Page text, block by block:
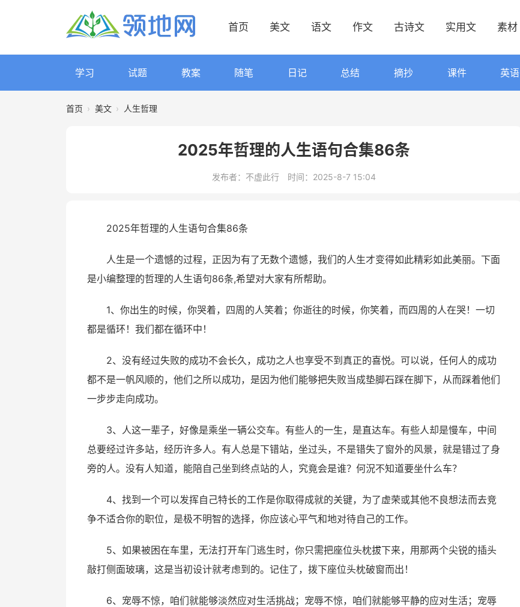
首页 美文 语文 作文 古诗文 实用文 素材
学习 试题 教案 随笔 日记 总结 摘抄 课件 英语
首页 › 美文 › 人生哲理
2025年哲理的人生语句合集86条
发布者：不虚此行 时间：2025-8-7 15:04
2025年哲理的人生语句合集86条
人生是一个遗憾的过程，正因为有了无数个遗憾，我们的人生才变得如此精彩如此美丽。下面
是小编整理的哲理的人生语句86条,希望对大家有所帮助。
1、你出生的时候，你哭着，四周的人笑着；你逝往的时候，你笑着，而四周的人在哭！一切
都是循环！我们都在循环中！
2、没有经过失败的成功不会长久，成功之人也享受不到真正的喜悦。可以说，任何人的成功
都不是一帆风顺的，他们之所以成功，是因为他们能够把失败当成垫脚石踩在脚下，从而踩着他们
一步步走向成功。
3、人这一辈子，好像是乘坐一辆公交车。有些人的一生，是直达车。有些人却是慢车，中间
总要经过许多站，经历许多人。有人总是下错站，坐过头，不是错失了窗外的风景，就是错过了身
旁的人。没有人知道，能陪自己坐到终点站的人，究竟会是谁？何況不知道要坐什么车？
4、找到一个可以发挥自己特长的工作是你取得成就的关键，为了虚荣或其他不良想法而去竞
争不适合你的职位，是极不明智的选择，你应该心平气和地对待自己的工作。
5、如果被困在车里，无法打开车门逃生时，你只需把座位头枕拔下来，用那两个尖锐的插头
敲打侧面玻璃，这是当初设计就考虑到的。记住了，拨下座位头枕破窗而出！
6、宠辱不惊，咱们就能够淡然应对生活挑战；宠辱不惊，咱们就能够平静的应对生活；宠辱